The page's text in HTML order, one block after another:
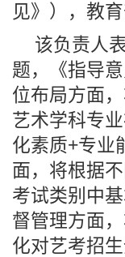
见》），教
该负责人
题，《指导
位布局方面
艺术学科专
化素质+专业
面，将根据
考试类别中
督管理方面
化对艺考招